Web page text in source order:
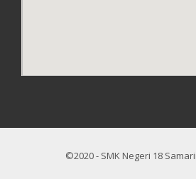
©2020 - SMK Negeri 18